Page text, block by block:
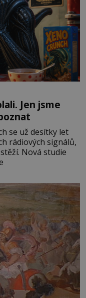
Jen jsme
se už desítky let
rádiových signálů,
Nová studie